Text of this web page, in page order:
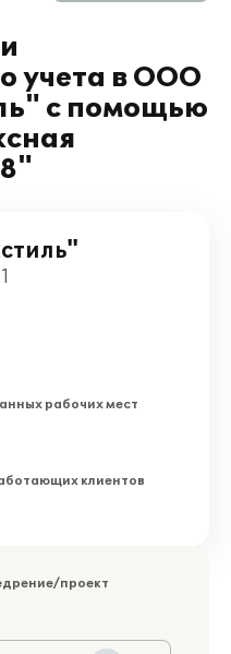
учета в ООО
с помощью
рабочих мест
клиентов
проект